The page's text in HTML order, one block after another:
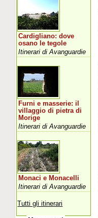
Cardigliano: dove
osano le tegole
Itinerari di Avanguardie
Furni e masserie: il
villaggio di pietra di
Morige
Itinerari di Avanguardie
Monaci e Monacelli
Itinerari di Avanguardie
Tutti gli itinerari